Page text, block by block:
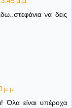
να δεις
μ.μ.
Όλα είναι υπέροχα